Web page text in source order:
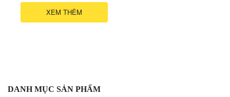
XEM THÊM
DANH MỤC SẢN PHẨM